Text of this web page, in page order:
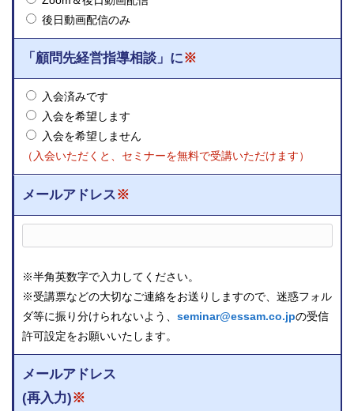
後日動画配信のみ
「顧問先経営指導相談」に※
入会済みです
入会を希望します
入会を希望しません
（入会いただくと、セミナーを無料で受講いただけます）
メールアドレス※
※半角英数字で入力してください。
※受講票などの大切なご連絡をお送りしますので、迷惑フォル
ダ等に振り分けられないよう、 seminar@essam.co.jpの受信
許可設定をお願いいたします。
メールアドレス
(再入力)※